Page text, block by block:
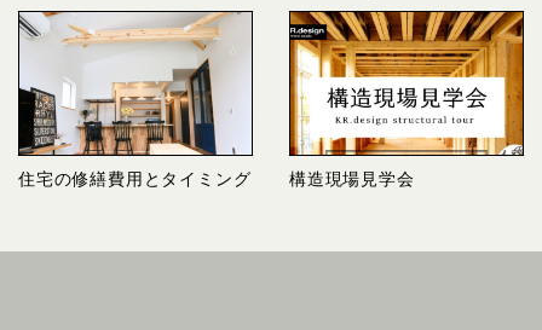
住宅の修繕費用とタイミング 構造現場見学会